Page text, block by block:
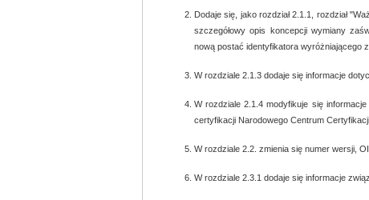
Dodaje się, jako rozdział 2.1.1, rozdział
szczegółowy opis koncepcji wymiany
nową postać identyfikatora wyróżniającego
W rozdziale 2.1.3 dodaje się informacje
W rozdziale 2.1.4 modyfikuje się
certyfikacji Narodowego Centrum
W rozdziale 2.2. zmienia się numer wersji,
W rozdziale 2.3.1 dodaje się informacje